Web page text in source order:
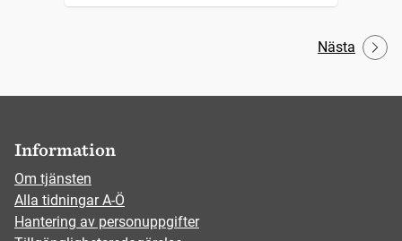
Nästa
Information
Om tjänsten
Alla tidningar A-Ö
Hantering av personuppgifter